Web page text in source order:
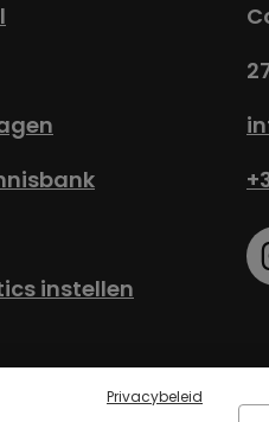
Privacybeleid
instellen